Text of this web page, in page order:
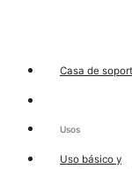
Casa de
Usos
Uso básico y